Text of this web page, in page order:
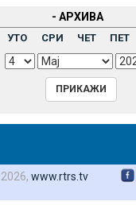
- АРХИВА
УТО СРИ ЧЕТ ПЕТ
www.rtrs.tv